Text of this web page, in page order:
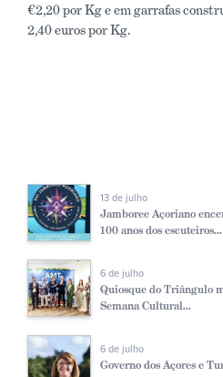
€2,20 por Kg e em garrafas
2,40 euros por Kg.
13 de julho
Jamboree Açoriano
100 anos dos escuteiros...
6 de julho
Quiosque do Triângulo
Semana Cultural...
6 de julho
Governo dos Açores e